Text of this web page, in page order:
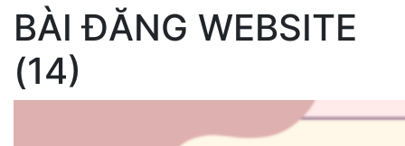
BÀI ĐĂNG WEBSITE
(14)